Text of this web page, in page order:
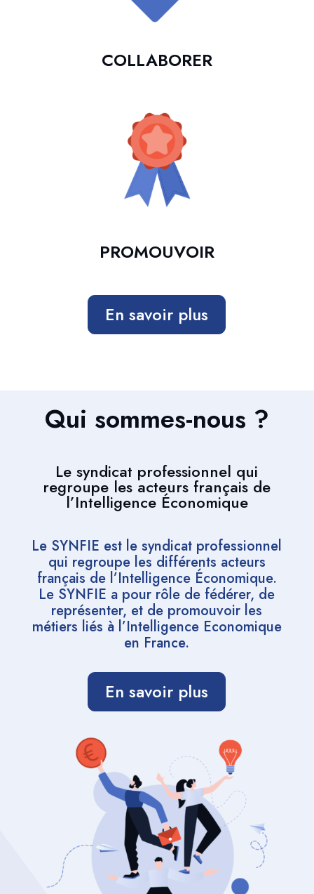
COLLABORER
PROMOUVOIR
En savoir plus
Qui sommes-nous ?
Le syndicat professionnel qui
regroupe les acteurs français de
l’Intelligence Économique
Le SYNFIE est le syndicat professionnel
qui regroupe les différents acteurs
français de l’Intelligence Économique.
Le SYNFIE a pour rôle de fédérer, de
représenter, et de promouvoir les
métiers liés à l’Intelligence Economique
en France.
En savoir plus